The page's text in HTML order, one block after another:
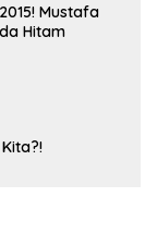
Mustafa
Hitam